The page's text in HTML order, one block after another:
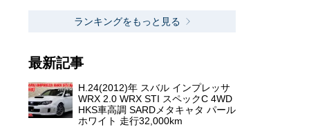
ランキングをもっと見る
最新記事
H.24(2012)年 スバル インプレッサ
WRX 2.0 WRX STI スペックC 4WD
HKS車高調 SARDメタキャタ パール
ホワイト 走行32,000km